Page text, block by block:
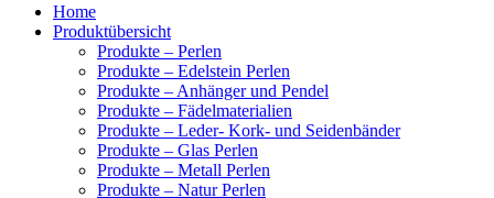
Home
Produktübersicht
Produkte – Perlen
Produkte – Edelstein Perlen
Produkte – Anhänger und Pendel
Produkte – Fädelmaterialien
Produkte – Leder- Kork- und Seidenbänder
Produkte – Glas Perlen
Produkte – Metall Perlen
Produkte – Natur Perlen